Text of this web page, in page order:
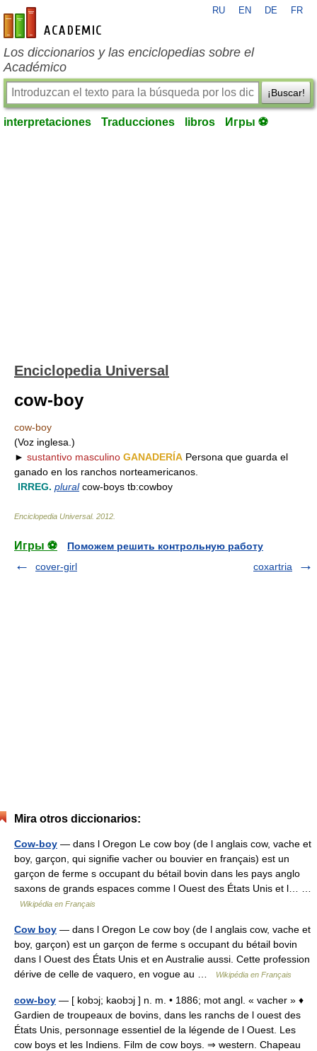
es-academic.com
RU EN DE FR
Los diccionarios y las enciclopedias sobre el
Académico
¡Buscar!
interpretaciones Traducciones libros Игры ⚽
Enciclopedia Universal
cow-boy
cow-boy
(Voz inglesa.)
► sustantivo masculino GANADERÍA Persona que guarda el
ganado en los ranchos norteamericanos.
IRREG. pluralcow-boys tb:cowboy
Enciclopedia Universal. 2012
Игры ⚽
Поможем решить контрольную работу
cover-girl
coxartria
Mira otros diccionarios:
Cow-boy — dans l Oregon Le cow boy (de l anglais cow, vache et
boy, garçon, qui signifie vacher ou bouvier en français) est un
garçon de ferme s occupant du bétail bovin dans les pays anglo
saxons de grands espaces comme l Ouest des États Unis et l… …
Wikipédia en Français
Cow boy — dans l Oregon Le cow boy (de l anglais cow, vache et
boy, garçon) est un garçon de ferme s occupant du bétail bovin
dans l Ouest des États Unis et en Australie aussi. Cette profession
dérive de celle de vaquero, en vogue au …
Wikipédia en Français
cow-boy — [ kobɔj; kaobɔj ] n. m. • 1886; mot angl. « vacher » ♦
Gardien de troupeaux de bovins, dans les ranchs de l ouest des
États Unis, personnage essentiel de la légende de l Ouest. Les
cow boys et les Indiens. Film de cow boys. ⇒ western. Chapeau